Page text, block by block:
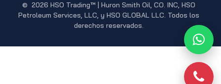
© 2026 HSO Trading™ | Huron Smith Oil, CO. INC, HSO
Petroleum Services, LLC, y HSO GLOBAL LLC. Todos los
derechos reservados.